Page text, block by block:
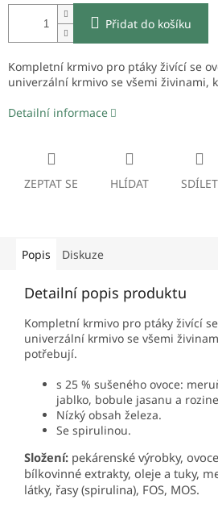
Přidat do košíku
Kompletní krmivo pro ptáky živící se
univerzální krmivo se všemi živinami,
Detailní informace
ZEPTAT SE HLÍDAT SDÍLET
Popis Diskuze
Detailní popis produktu
Kompletní krmivo pro ptáky živící
univerzální krmivo se všemi
potřebují.
s 25 % sušeného ovoce:
jablko, bobule jasanu a
Nízký obsah železa.
Se spirulinou.
Složení: pekárenské výrobky,
bílkovinné extrakty, oleje a tuky,
látky, řasy (spirulina), FOS, MOS.